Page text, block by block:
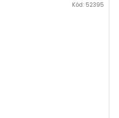
Kód: 52395